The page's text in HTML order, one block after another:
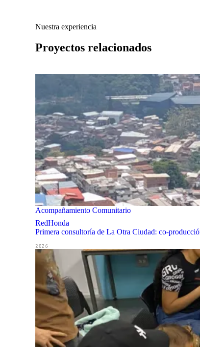
Nuestra experiencia
Proyectos relacionados
Acompañamiento Comunitario
RedHonda
Primera consultoría de La Otra Ciudad: co-
2026